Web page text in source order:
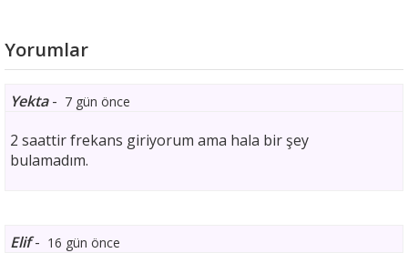
Yorumlar
Yekta- 7 gün önce
2 saattir frekans giriyorum ama hala bir şey
bulamadım.
Elif- 16 gün önce